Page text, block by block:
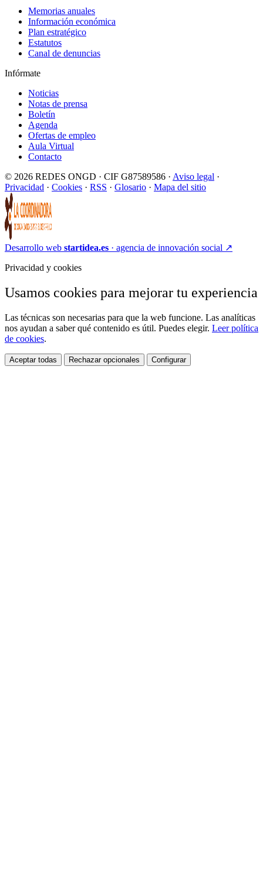
Memorias anuales
Información económica
Plan estratégico
Estatutos
Canal de denuncias
Infórmate
Noticias
Notas de prensa
Boletín
Agenda
Ofertas de empleo
Aula Virtual
Contacto
© 2026 REDES ONGD · CIF G87589586 · Aviso legal ·
Privacidad · Cookies · RSS · Glosario · Mapa del sitio
Desarrollo web startidea.es · agencia de innovación social ↗
Privacidad y cookies
Usamos cookies para mejorar tu experiencia
Las técnicas son necesarias para que la web funcione. Las analíticas
nos ayudan a saber qué contenido es útil. Puedes elegir. Leer política
de cookies.
Aceptar todas Rechazar opcionales Configurar